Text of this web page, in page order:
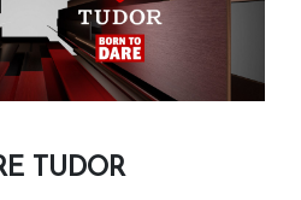
TUDOR